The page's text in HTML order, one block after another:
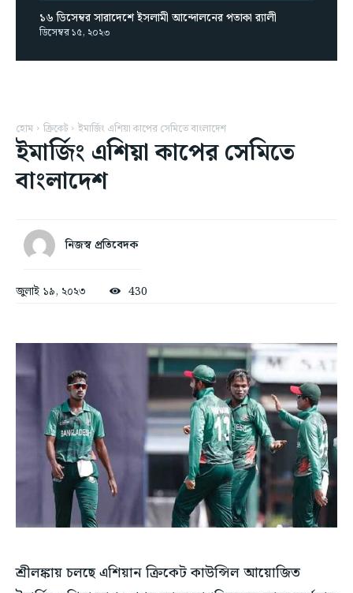
১৬ ডিসেম্বর সারাদেশে ইসলামী আন্দোলনের পতাকা র‌্যালী
ডিসেম্বর ১৫, ২০২৩